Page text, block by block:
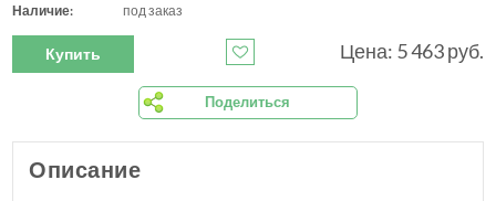
Наличие:
под заказ
Купить Цена: 5 463 руб.
Поделиться
Описание